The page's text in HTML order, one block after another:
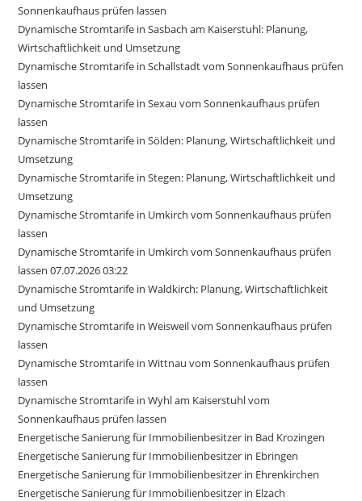
Sonnenkaufhaus prüfen lassen
Dynamische Stromtarife in Sasbach am Kaiserstuhl: Planung,
Wirtschaftlichkeit und Umsetzung
Dynamische Stromtarife in Schallstadt vom Sonnenkaufhaus prüfen
lassen
Dynamische Stromtarife in Sexau vom Sonnenkaufhaus prüfen
lassen
Dynamische Stromtarife in Sölden: Planung, Wirtschaftlichkeit und
Umsetzung
Dynamische Stromtarife in Stegen: Planung, Wirtschaftlichkeit und
Umsetzung
Dynamische Stromtarife in Umkirch vom Sonnenkaufhaus prüfen
lassen
Dynamische Stromtarife in Umkirch vom Sonnenkaufhaus prüfen
lassen 07.07.2026 03:22
Dynamische Stromtarife in Waldkirch: Planung, Wirtschaftlichkeit
und Umsetzung
Dynamische Stromtarife in Weisweil vom Sonnenkaufhaus prüfen
lassen
Dynamische Stromtarife in Wittnau vom Sonnenkaufhaus prüfen
lassen
Dynamische Stromtarife in Wyhl am Kaiserstuhl vom
Sonnenkaufhaus prüfen lassen
Energetische Sanierung für Immobilienbesitzer in Bad Krozingen
Energetische Sanierung für Immobilienbesitzer in Ebringen
Energetische Sanierung für Immobilienbesitzer in Ehrenkirchen
Energetische Sanierung für Immobilienbesitzer in Elzach